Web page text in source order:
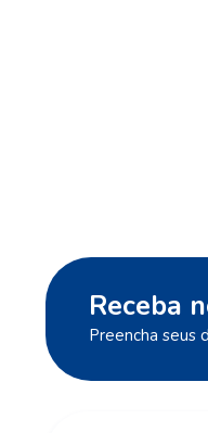
Receba
Preencha seus